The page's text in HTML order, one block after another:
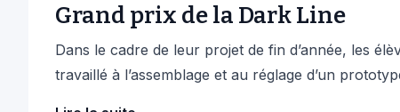
Grand prix de la Dark Line
Dans le cadre de leur projet de fin d’année, les
travaillé à l’assemblage et au réglage d’un